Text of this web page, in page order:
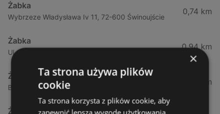
Żabka
Wybrzeze Władysława Iv 11, 72-600 Świnoujście
0,74 km
Żabka
Ul. Bohaterów Września 49, 72-600 Świnoujście
0,94 km
Żabka
Bohaterów Września 52, 72-600 Świnoujście
1,02 km
Żabka
×
Ta strona używa plików
cookie
Ta strona korzysta z plików cookie, aby